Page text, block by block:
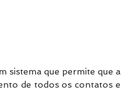
sistema que permite que a
de todos os contatos e